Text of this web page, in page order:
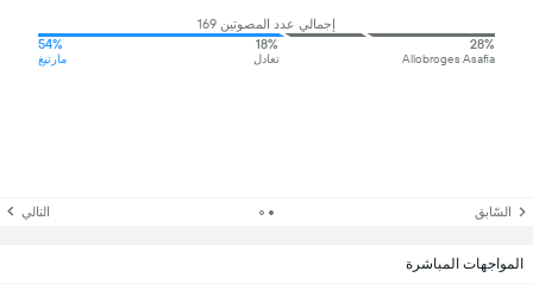
إجمالي عدد المصوتين 169
28%
Allobroges Asafia
18%
تعادل
54%
مارتيغ
السّابق التالي
المواجهات المباشرة